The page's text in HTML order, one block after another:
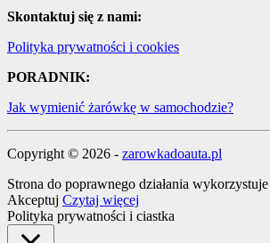
Skontaktuj się z nami:
Polityka prywatności i cookies
PORADNIK:
Jak wymienić żarówkę w samochodzie?
Copyright © 2026 - zarowkadoauta.pl
Strona do poprawnego działania
Akceptuj Czytaj więcej
Polityka prywatności i ciastka